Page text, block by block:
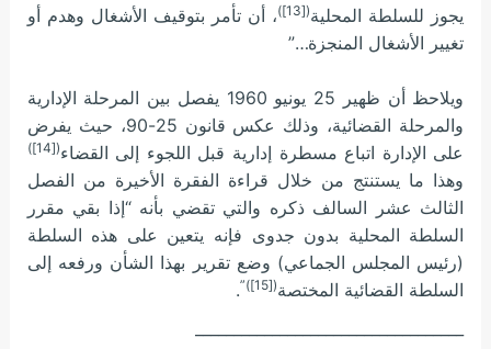
يجوز للسلطة المحلية([13])
، أن تأمر بتوقيف الأشغال وهدم أو
تغيير الأشغال المنجزة…”
ويلاحظ أن ظهير 25 يونيو 1960 يفصل بين المرحلة الإدارية
والمرحلة القضائية، وذلك عكس قانون 25-90، حيث يفرض
على الإدارة اتباع مسطرة إدارية قبل اللجوء إلى القضاء([14])
وهذا ما يستنتج من خلال قراءة الفقرة الأخيرة من الفصل
الثالث عشر السالف ذكره والتي تقضي بأنه “إذا بقي مقرر
السلطة المحلية بدون جدوى فإنه يتعين على هذه السلطة
(رئيس المجلس الجماعي) وضع تقرير بهذا الشأن ورفعه إلى
السلطة القضائية المختصة([15])”
.